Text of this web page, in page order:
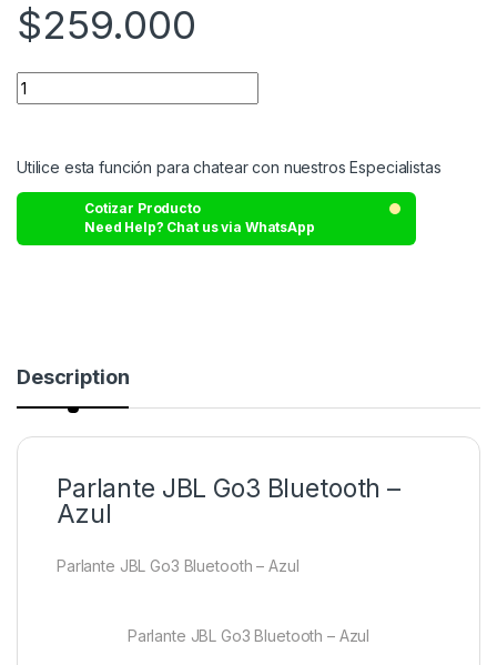
$259.000
Utilice esta función para chatear con nuestros Especialistas
Cotizar Producto
Need Help? Chat us via WhatsApp
Description
Parlante JBL Go3 Bluetooth –
Azul
Parlante JBL Go3 Bluetooth – Azul
Parlante JBL Go3 Bluetooth – Azul